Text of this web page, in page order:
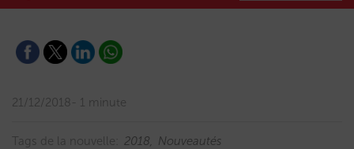
21/12/2018 1 minute
Tags de la nouvelle: 2018 Nouveautés